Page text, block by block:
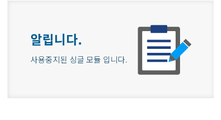
알립니다.
사용중지된 싱글 모듈 입니다.